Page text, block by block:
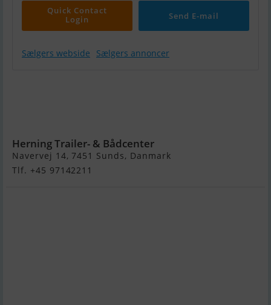
Quick Contact
Login
Send E-mail
Sælgers webside Sælgers annoncer
Herning Trailer- & Bådcenter
Navervej 14, 7451 Sunds, Danmark
Tlf. +45 97142211